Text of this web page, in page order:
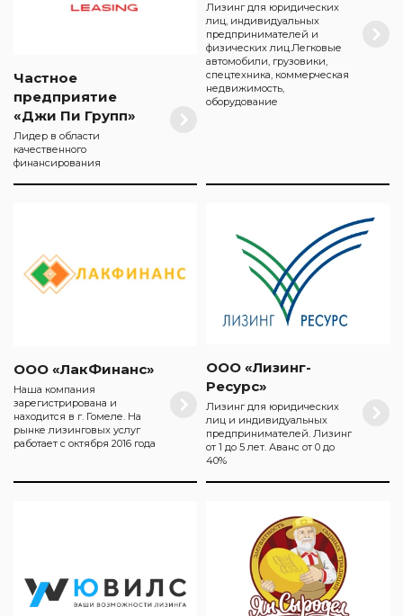
Частное
предприятие
«Джи Пи Групп»
Лидер в области
качественного
финансирования
Лизинг для юридических
лиц, индивидуальных
предпринимателей и
физических лиц.Легковые
автомобили, грузовики,
спецтехника, коммерческая
недвижимость,
оборудование
ООО «ЛакФинанс»
Наша компания
зарегистрирована и
находится в г. Гомеле. На
рынке лизинговых услуг
работает с октября 2016 года
ООО «Лизинг-
Ресурс»
Лизинг для юридических
лиц и индивидуальных
предпринимателей. Лизинг
от 1 до 5 лет. Аванс от 0 до
40%